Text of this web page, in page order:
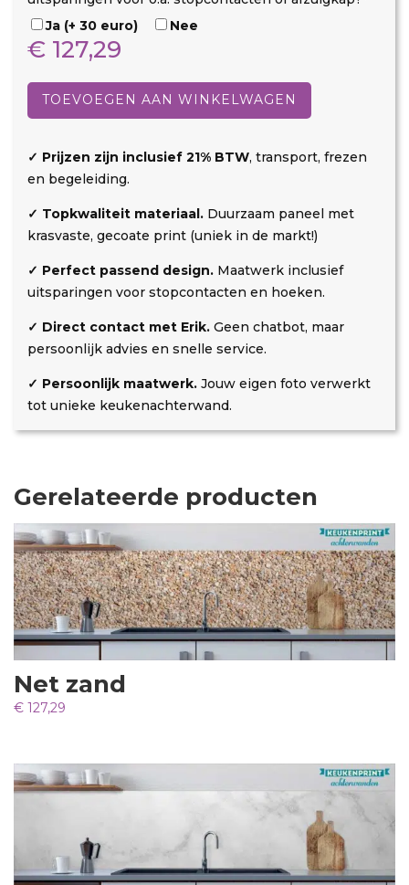
b
o
d
s
t
r
o
s
e
n
t
s
a
n
g
Ja (+ 30 euro)
Nee
aantal
TOEVOEGEN AAN WINKELWAGEN
€ 127,29
✓ Prijzen zijn inclusief 21% BTW, transport, frezen
en begeleiding.
✓ Topkwaliteit materiaal. Duurzaam paneel met
krasvaste, gecoate print (uniek in de markt!)
✓ Perfect passend design. Maatwerk inclusief
uitsparingen voor stopcontacten en hoeken.
✓ Direct contact met Erik. Geen chatbot, maar
persoonlijk advies en snelle service.
✓ Persoonlijk maatwerk. Jouw eigen foto verwerkt
tot unieke keukenachterwand.
Gerelateerde producten
Net zand
€ 127,29